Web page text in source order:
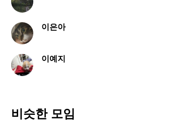
이은아
이예지
비슷한 모임